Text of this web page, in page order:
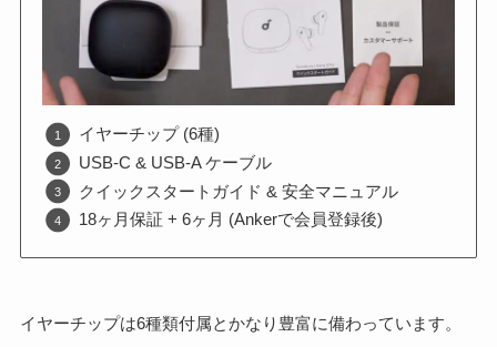
イヤーチップ (6種)
USB-C & USB-A ケーブル
クイックスタートガイド & 安全マニュアル
18ヶ月保証 + 6ヶ月 (Ankerで会員登録後)
イヤーチップは6種類付属とかなり豊富に備わっています。